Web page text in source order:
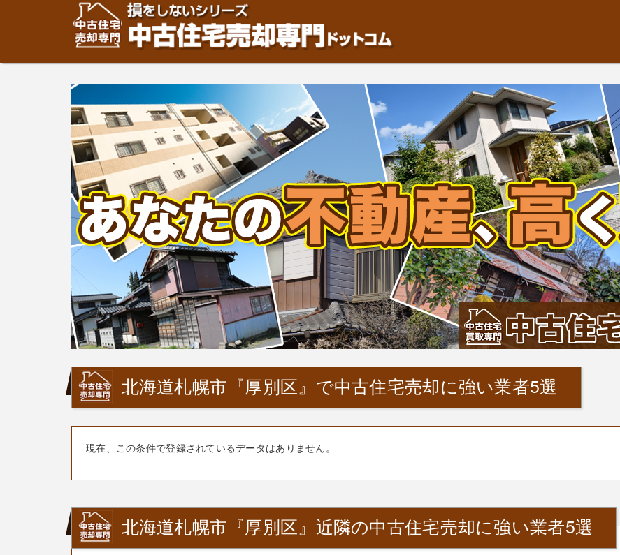
住宅・建物の「売却」は「個人」の方々が、「買取」は不動産や開発等の「業者」が物件を買います。一般的に「売却」は時間はかかるが
安めの売却金額と言われています。住宅・建物の売却をご検討中の方はお気軽にご相談ください。中古住宅、相続不動産など、不動産売
北海道札幌市『厚別区』で中古住宅売却に強い業者5選
現在、この条件で登録されているデータはありません。
北海道札幌市『厚別区』近隣の中古住宅売却に強い業者5選